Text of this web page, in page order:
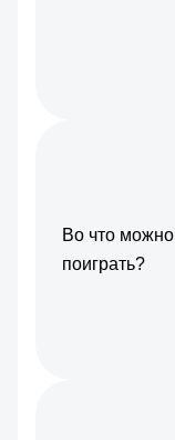
Во что можно
поиграть?